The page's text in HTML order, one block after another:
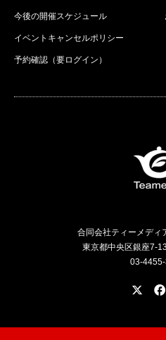
今後の開催スケジュール
イベントキャンセルポリシー
予約確認（要ログイン）
合同会社ティーメディ
東京都中央区銀座7-
03-